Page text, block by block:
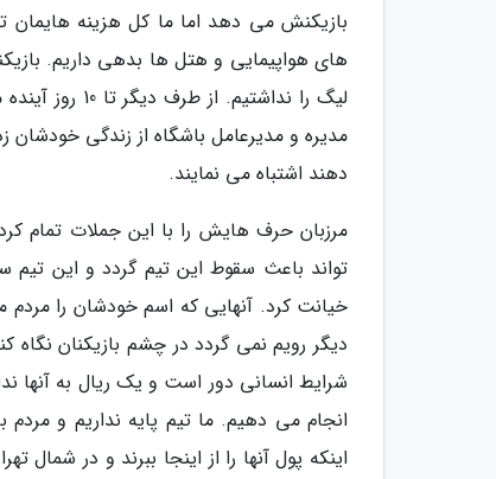
های هواپیمایی و هتل ها بدهی داریم.
لیگ را
مدیره و مدیرعامل باشگاه از زندگی خودشان
دهند اشتباه می نمایند.
مرزبان حرف هایش را با این جملات تمام
تواند باعث سقوط این تیم گردد و این تیم
خیانت کرد. آنهایی که اسم خودشان را مردم
دیگر رویم نمی گردد در چشم بازیکنان نگاه
شرایط انسانی دور است و یک ریال به آنها
انجام می دهیم. ما تیم پایه نداریم و مردم
اینکه پول آنها را از اینجا ببرند و در